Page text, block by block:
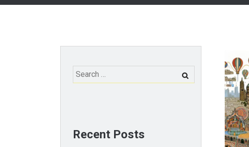
Search
for:
Recent Posts